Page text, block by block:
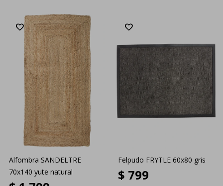
Alfombra SANDELTRE
70x140 yute natural
Felpudo FRYTLE 60x80 gris
$ 799